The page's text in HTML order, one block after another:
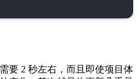
要 2 秒左右，而且即使项目体